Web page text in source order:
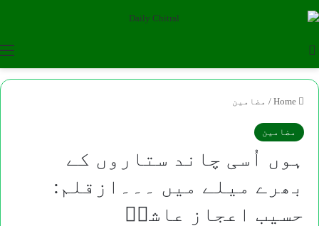
/ مضامین
مضامین
ہوں اُسی چاند ستاروں کے
بھرے میلے میں ۔۔۔ازقلم:
حسیب اعجاز عاشرؔ